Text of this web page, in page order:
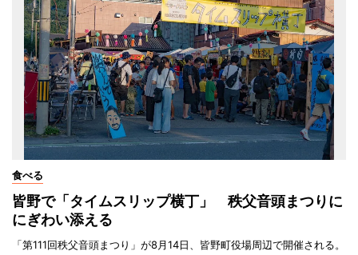
食べる
皆野で「タイムスリップ横丁」 秩父音頭まつりに
にぎわい添える
「第111回秩父音頭まつり」が8月14日、皆野町役場周辺で開催される。